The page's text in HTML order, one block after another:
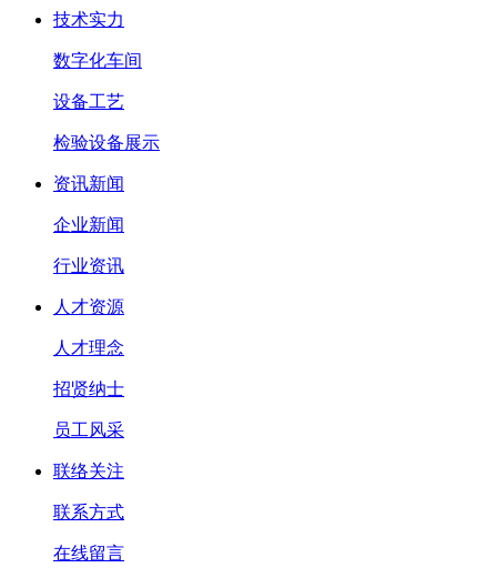
技术实力
数字化车间
设备工艺
检验设备展示
资讯新闻
企业新闻
行业资讯
人才资源
人才理念
招贤纳士
员工风采
联络关注
联系方式
在线留言